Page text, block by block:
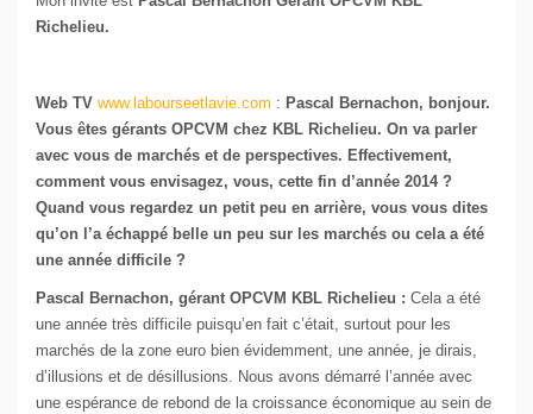
Richelieu.
Web TV www.labourseetlavie.com : Pascal Bernachon, bonjour.
Vous êtes gérants OPCVM chez KBL Richelieu. On va parler
avec vous de marchés et de perspectives. Effectivement,
comment vous envisagez, vous, cette fin d’année 2014 ?
Quand vous regardez un petit peu en arrière, vous vous dites
qu’on l’a échappé belle un peu sur les marchés ou cela a été
une année difficile ?
Pascal Bernachon, gérant OPCVM KBL Richelieu : Cela a été
une année très difficile puisqu’en fait c’était, surtout pour les
marchés de la zone euro bien évidemment, une année, je dirais,
d’illusions et de désillusions. Nous avons démarré l’année avec
une espérance de rebond de la croissance économique au sein de